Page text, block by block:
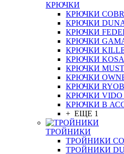
КРЮЧКИ
КРЮЧКИ
КРЮЧКИ
КРЮЧКИ
КРЮЧКИ
КРЮЧКИ
КРЮЧКИ
КРЮЧКИ
КРЮЧКИ
КРЮЧКИ
КРЮЧКИ VIDO
КРЮЧКИ В
+ ЕЩЕ 1
ТРОЙНИКИ
ТРОЙНИКИ
ТРОЙНИКИ